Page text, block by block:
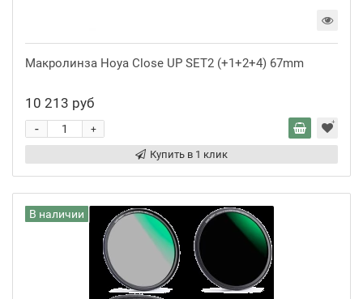
Макролинза Hoya Close UP SET2 (+1+2+4) 67mm
10 213 руб
+
-
Купить в 1 клик
В наличии